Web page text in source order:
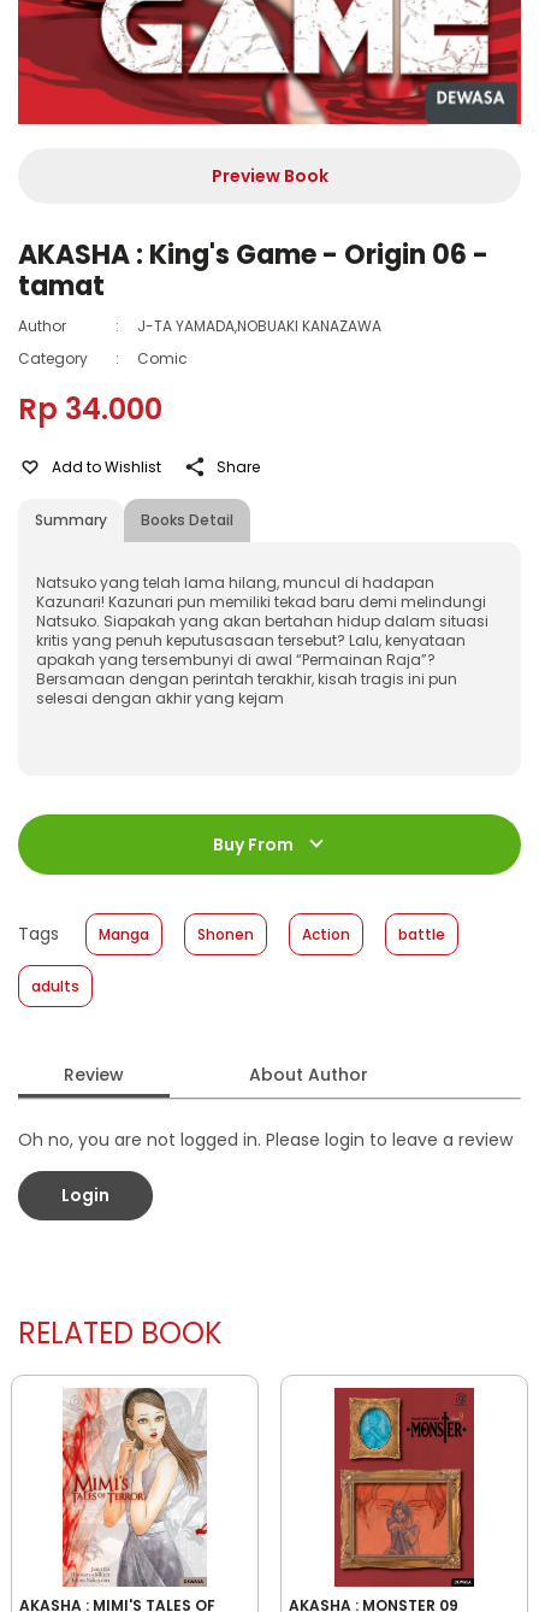
Preview Book
AKASHA : King's Game - Origin 06 -
tamat
Author :
J-TA YAMADA,NOBUAKI KANAZAWA
Category
: Comic
Rp 34.000
Summary Books Detail
Add to Wishlist Share
Natsuko yang telah lama hilang, muncul di hadapan
Kazunari! Kazunari pun memiliki tekad baru demi melindungi
Natsuko. Siapakah yang akan bertahan hidup dalam situasi
kritis yang penuh keputusasaan tersebut? Lalu, kenyataan
apakah yang tersembunyi di awal “Permainan Raja”?
Bersamaan dengan perintah terakhir, kisah tragis ini pun
selesai dengan akhir yang kejam
ISBN :
978-623-03-0396-8
176 halaman
Size
:
13 x 18
Format
: Softcover
Buy From
Tags Manga Shonen Action battle
adults
Review About Author
Oh no, you are not logged in. Please login to leave a review
Login
RELATED BOOK
AKASHA : MIMI'S TALES OF
AKASHA : MONSTER 09